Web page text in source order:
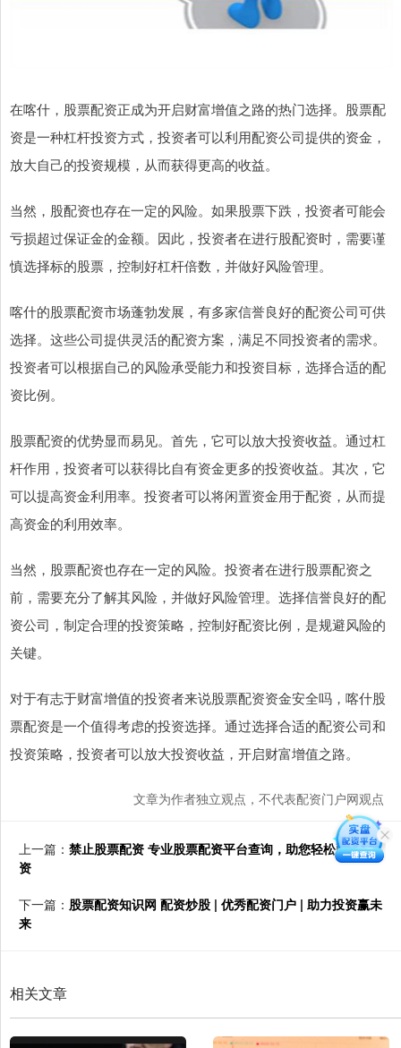
在喀什，股票配资正成为开启财富增值之路的热门选择。股票配
资是一种杠杆投资方式，投资者可以利用配资公司提供的资金，
放大自己的投资规模，从而获得更高的收益。
当然，股配资也存在一定的风险。如果股票下跌，投资者可能会
亏损超过保证金的金额。因此，投资者在进行股配资时，需要谨
慎选择标的股票，控制好杠杆倍数，并做好风险管理。
喀什的股票配资市场蓬勃发展，有多家信誉良好的配资公司可供
选择。这些公司提供灵活的配资方案，满足不同投资者的需求。
投资者可以根据自己的风险承受能力和投资目标，选择合适的配
资比例。
股票配资的优势显而易见。首先，它可以放大投资收益。通过杠
杆作用，投资者可以获得比自有资金更多的投资收益。其次，它
可以提高资金利用率。投资者可以将闲置资金用于配资，从而提
高资金的利用效率。
当然，股票配资也存在一定的风险。投资者在进行股票配资之
前，需要充分了解其风险，并做好风险管理。选择信誉良好的配
资公司，制定合理的投资策略，控制好配资比例，是规避风险的
关键。
对于有志于财富增值的投资者来说股票配资资金安全吗，喀什股
票配资是一个值得考虑的投资选择。通过选择合适的配资公司和
投资策略，投资者可以放大投资收益，开启财富增值之路。
文章为作者独立观点，不代表配资门户网观点
上一篇： 禁止股票配资 专业股票配资平台查询，助您轻松配资投
资
下一篇： 股票配资知识网 配资炒股 | 优秀配资门户 | 助力投资赢未
来
相关文章